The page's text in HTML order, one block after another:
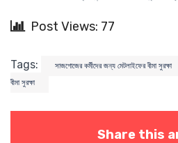
Post Views: 77
Tags: সাজগোজের কর্মীদের জন্য মেটলাইফের বীমা সুরক্ষা
বীমা সুরক্ষা
Share this